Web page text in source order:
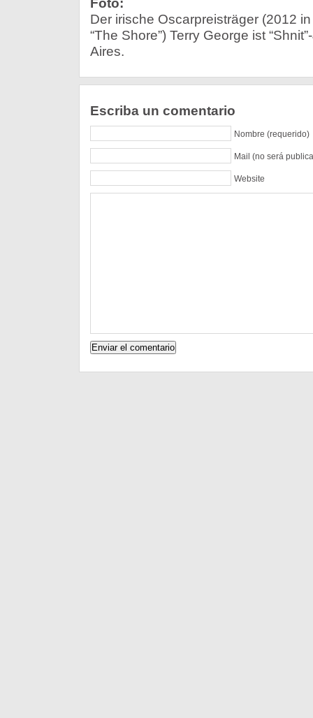
Foto:
Der irische Oscarpreisträger (2012
“The Shore”) Terry George ist
Aires.
Escriba un comentario
Nombre (requerido)
Mail (no será
Website